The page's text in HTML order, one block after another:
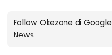
Follow Okezone di Google
News